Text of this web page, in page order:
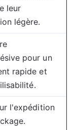
leur
légère.
pour un
rapide et
l'expédition